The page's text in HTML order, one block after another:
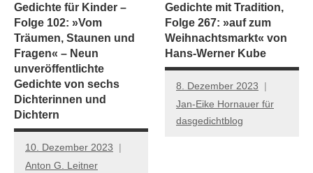
Gedichte für Kinder –
Folge 102: »Vom
Träumen, Staunen und
Fragen« – Neun
unveröffentlichte
Gedichte von sechs
Dichterinnen und
Dichtern
10. Dezember 2023
Anton G. Leitner
Gedichte mit Tradition,
Folge 267: »auf zum
Weihnachtsmarkt« von
Hans-Werner Kube
8. Dezember 2023
Jan-Eike Hornauer für
dasgedichtblog